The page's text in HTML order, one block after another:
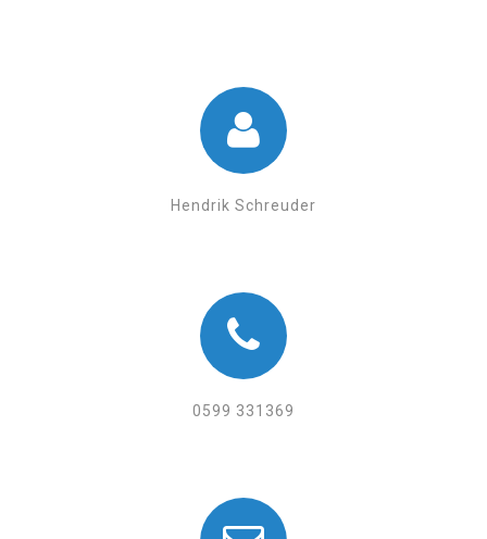
Hendrik Schreuder
0599 331369